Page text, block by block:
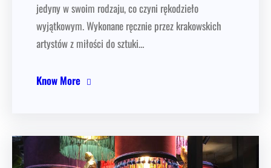
jedyny w swoim rodzaju, co czyni rękodzieło
wyjątkowym. Wykonane ręcznie przez krakowskich
artystów z miłości do sztuki…
Know More